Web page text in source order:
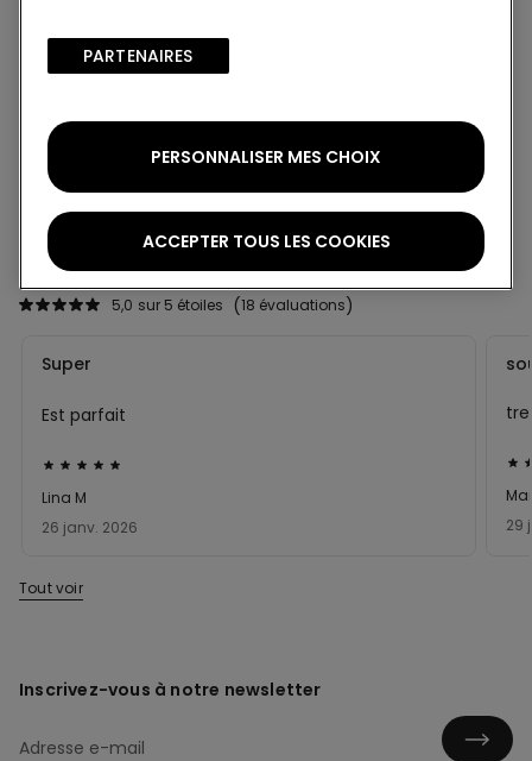
Pour toute commande supérieure à 55€
5 jours ouvrables
Retrait en magasin
3 à 5 jours ouvrables
Notes et avis
18 évaluations
5,0 sur 5 étoiles
Évalué
5sur 5
26 janv. 2026
Lina M
Super
Est parfait
29
Tout voir
Inscrivez-vous à notre newsletter
PARTENAIRES​
PERSONNALISER MES CHOIX
ACCEPTER TOUS LES COOKIES